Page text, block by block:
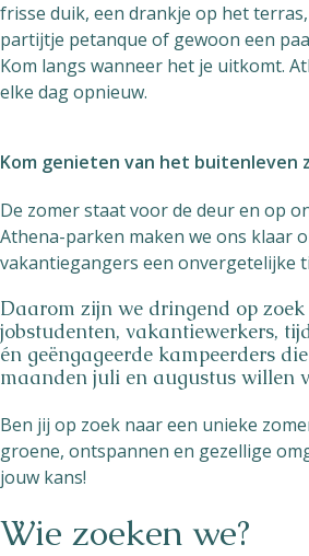
frisse duik, een drankje op het
partijtje petanque of gewoon een
Kom langs wanneer het je uitkomt.
elke dag opnieuw.
Kom genieten van het buitenleven
De zomer staat voor de deur en op
Athena-parken maken we ons klaar
vakantiegangers een onvergetelijke
Daarom zijn we dringend op
jobstudenten, vakantiewerkers,
én geëngageerde kampeerders
maanden juli en augustus willen
Ben jij op zoek naar een unieke
groene, ontspannen en gezellige
jouw kans!
Wie zoeken we?